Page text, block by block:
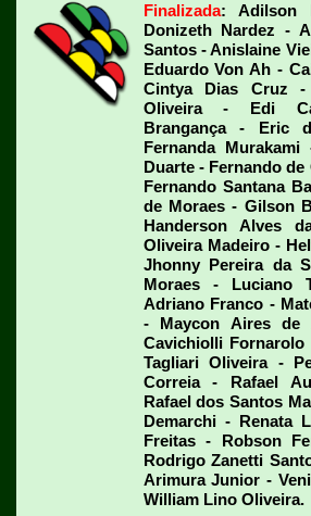
Finalizada: Adilson
Donizeth Nardez -
Santos - Anislaine
Eduardo Von Ah -
Cintya Dias Cruz
Oliveira - Edi
Brangança - Eric
Fernanda
Duarte - Fernando
Fernando Santana
de Moraes - Gilson
Handerson Alves
Oliveira Madeiro -
Jhonny Pereira da
Moraes - Luciano
Adriano Franco -
- Maycon Aires de
Cavichiolli
Tagliari Oliveira -
Correia - Rafael
Rafael dos Santos
Demarchi - Renata
Freitas - Robson
Rodrigo Zanetti
Arimura Junior -
William Lino Oliveira.